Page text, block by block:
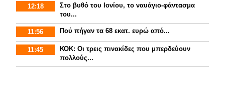
12:18
Στο βυθό του Ιονίου, το ναυάγιο-φάντασμα
του...
11:56 Πού πήγαν τα 68 εκατ. ευρώ από...
11:45
ΚΟΚ: Οι τρεις πινακίδες που μπερδεύουν
πολλούς...